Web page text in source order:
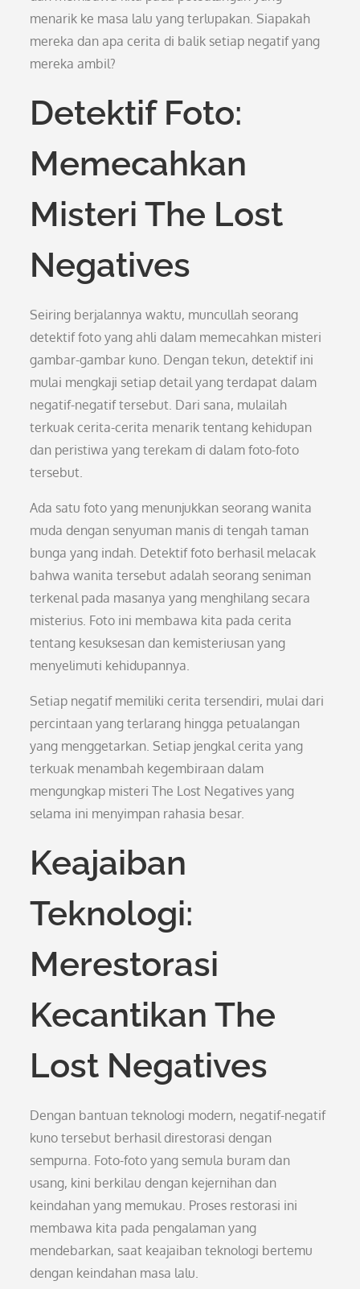
menarik ke masa lalu yang terlupakan. Siapakah
mereka dan apa cerita di balik setiap negatif yang
mereka ambil?
Detektif Foto:
Memecahkan
Misteri The Lost
Negatives
Seiring berjalannya waktu, muncullah seorang
detektif foto yang ahli dalam memecahkan misteri
gambar-gambar kuno. Dengan tekun, detektif ini
mulai mengkaji setiap detail yang terdapat dalam
negatif-negatif tersebut. Dari sana, mulailah
terkuak cerita-cerita menarik tentang kehidupan
dan peristiwa yang terekam di dalam foto-foto
tersebut.
Ada satu foto yang menunjukkan seorang wanita
muda dengan senyuman manis di tengah taman
bunga yang indah. Detektif foto berhasil melacak
bahwa wanita tersebut adalah seorang seniman
terkenal pada masanya yang menghilang secara
misterius. Foto ini membawa kita pada cerita
tentang kesuksesan dan kemisteriusan yang
menyelimuti kehidupannya.
Setiap negatif memiliki cerita tersendiri, mulai dari
percintaan yang terlarang hingga petualangan
yang menggetarkan. Setiap jengkal cerita yang
terkuak menambah kegembiraan dalam
mengungkap misteri The Lost Negatives yang
selama ini menyimpan rahasia besar.
Keajaiban
Teknologi:
Merestorasi
Kecantikan The
Lost Negatives
Dengan bantuan teknologi modern, negatif-negatif
kuno tersebut berhasil direstorasi dengan
sempurna. Foto-foto yang semula buram dan
usang, kini berkilau dengan kejernihan dan
keindahan yang memukau. Proses restorasi ini
membawa kita pada pengalaman yang
mendebarkan, saat keajaiban teknologi bertemu
dengan keindahan masa lalu.